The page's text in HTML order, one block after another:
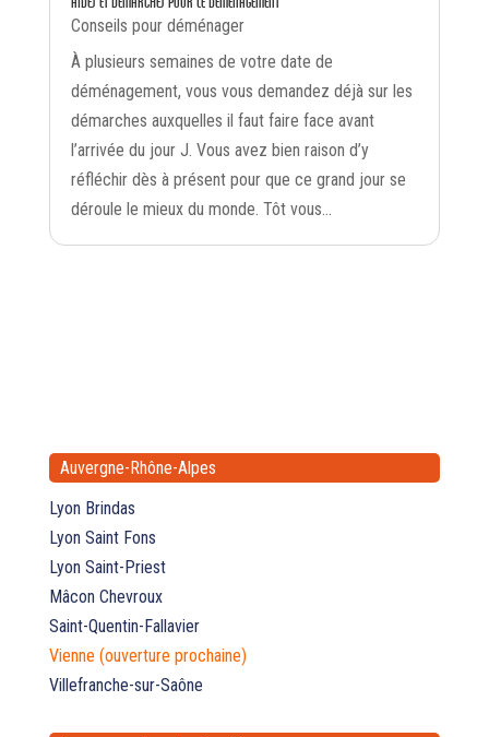
Conseils pour déménager
À plusieurs semaines de votre date de
déménagement, vous vous demandez déjà sur les
démarches auxquelles il faut faire face avant
l’arrivée du jour J. Vous avez bien raison d’y
réfléchir dès à présent pour que ce grand jour se
déroule le mieux du monde. Tôt vous...
Auvergne-Rhône-Alpes
Lyon Brindas
Lyon Saint Fons
Lyon Saint-Priest
Mâcon Chevroux
Saint-Quentin-Fallavier
Vienne (ouverture prochaine)
Villefranche-sur-Saône